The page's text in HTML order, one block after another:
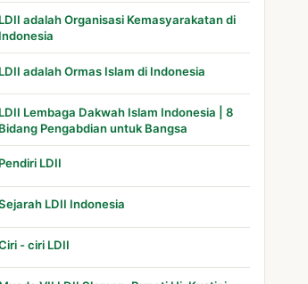
LDII adalah Organisasi Kemasyarakatan di
Indonesia
LDII adalah Ormas Islam di Indonesia
LDII Lembaga Dakwah Islam Indonesia | 8
Bidang Pengabdian untuk Bangsa
Pendiri LDII
LDII Indonesia
- ciri LDII